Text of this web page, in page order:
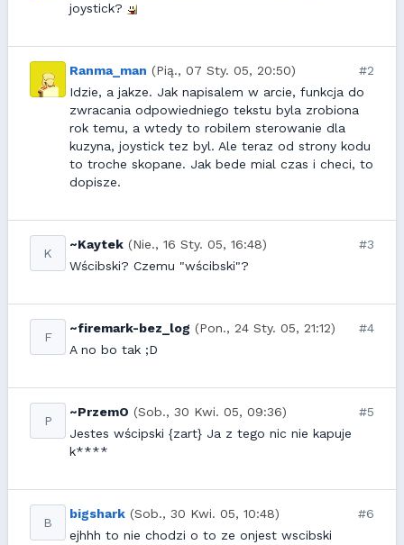
joystick?
Ranma_man (Pią., 07 Sty. 05, 20:50)
#2
Idzie, a jakze. Jak napisalem w arcie, funkcja do
zwracania odpowiedniego tekstu byla zrobiona
rok temu, a wtedy to robilem sterowanie dla
kuzyna, joystick tez byl. Ale teraz od strony kodu
to troche skopane. Jak bede mial czas i checi, to
dopisze.
K
~Kaytek (Nie., 16 Sty. 05, 16:48)
#3
Wścibski? Czemu "wścibski"?
F
~firemark-bez_log (Pon., 24 Sty. 05, 21:12)
#4
A no bo tak ;D
P
~PrzemO (Sob., 30 Kwi. 05, 09:36)
#5
Jestes wścipski {zart} Ja z tego nic nie kapuje
k****
B
bigshark (Sob., 30 Kwi. 05, 10:48)
#6
ejhhh to nie chodzi o to ze onjest wscibski